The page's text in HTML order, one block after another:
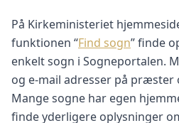
På Kirkeministeriet
funktionen “Find sogn” finde
enkelt sogn i Sogneportalen.
og e-mail adresser på præster
Mange sogne har egen
finde yderligere oplysninger